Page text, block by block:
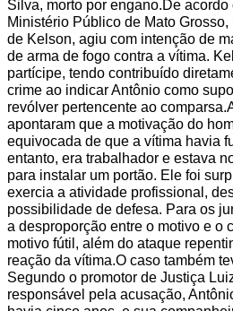
Silva, morto por engano.De
Ministério Público de Mato
de Kelson, agiu com intenção de
de arma de fogo contra a vítima.
partícipe, tendo contribuído
crime ao indicar Antônio como
revólver pertencente ao comparsa.
apontaram que a motivação do
equivocada de que a vítima havia
entanto, era trabalhador e estava
para instalar um portão. Ele foi
exercia a atividade profissional,
possibilidade de defesa. Para os
a desproporção entre o motivo e o
motivo fútil, além do ataque
reação da vítima.O caso também
Segundo o promotor de Justiça
responsável pela acusação,